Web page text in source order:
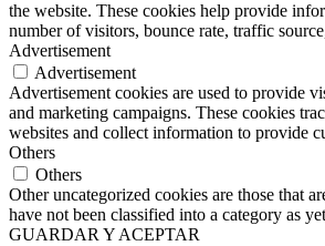
the website. These cookies help provide
number of visitors, bounce rate, traffic
Advertisement
Advertisement
Advertisement cookies are used to provide
and marketing campaigns. These cookies
websites and collect information to provide
Others
Others
Other uncategorized cookies are those that
have not been classified into a category as
GUARDAR Y ACEPTAR